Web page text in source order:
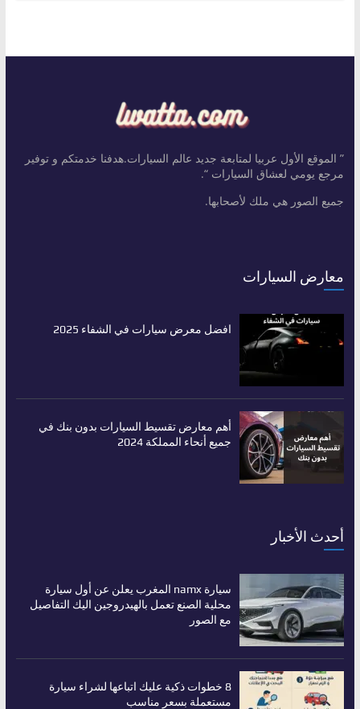
” الموقع الأول عربيا لمتابعة جديد عالم السيارات.هدفنا خدمتكم و توفير
مرجع يومي لعشاق السيارات “.
جميع الصور هي ملك لأصحابها.
معارض السيارات
افضل معرض سيارات في الشفاء 2025
أهم معارض تقسيط السيارات بدون بنك في
جميع أنحاء المملكة 2024
أحدث الأخبار
سيارة namx المغرب يعلن عن أول سيارة
محلية الصنع تعمل بالهيدروجين اليك التفاصيل
مع الصور
8 خطوات ذكية عليك اتباعها لشراء سيارة
مستعملة بسعر مناسب